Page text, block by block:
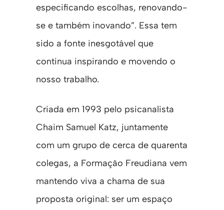
especificando escolhas, renovando-
se e também inovando”. Essa tem
sido a fonte inesgotável que
continua inspirando e movendo o
nosso trabalho.
Criada em 1993 pelo psicanalista
Chaim Samuel Katz, juntamente
com um grupo de cerca de quarenta
colegas, a Formação Freudiana vem
mantendo viva a chama de sua
proposta original: ser um espaço